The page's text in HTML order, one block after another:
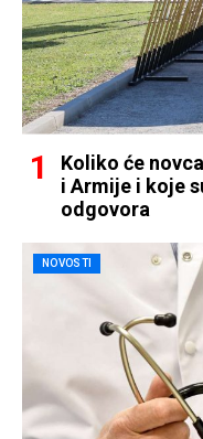
Koliko će
i Armije i koje
odgovora
NOVOSTI